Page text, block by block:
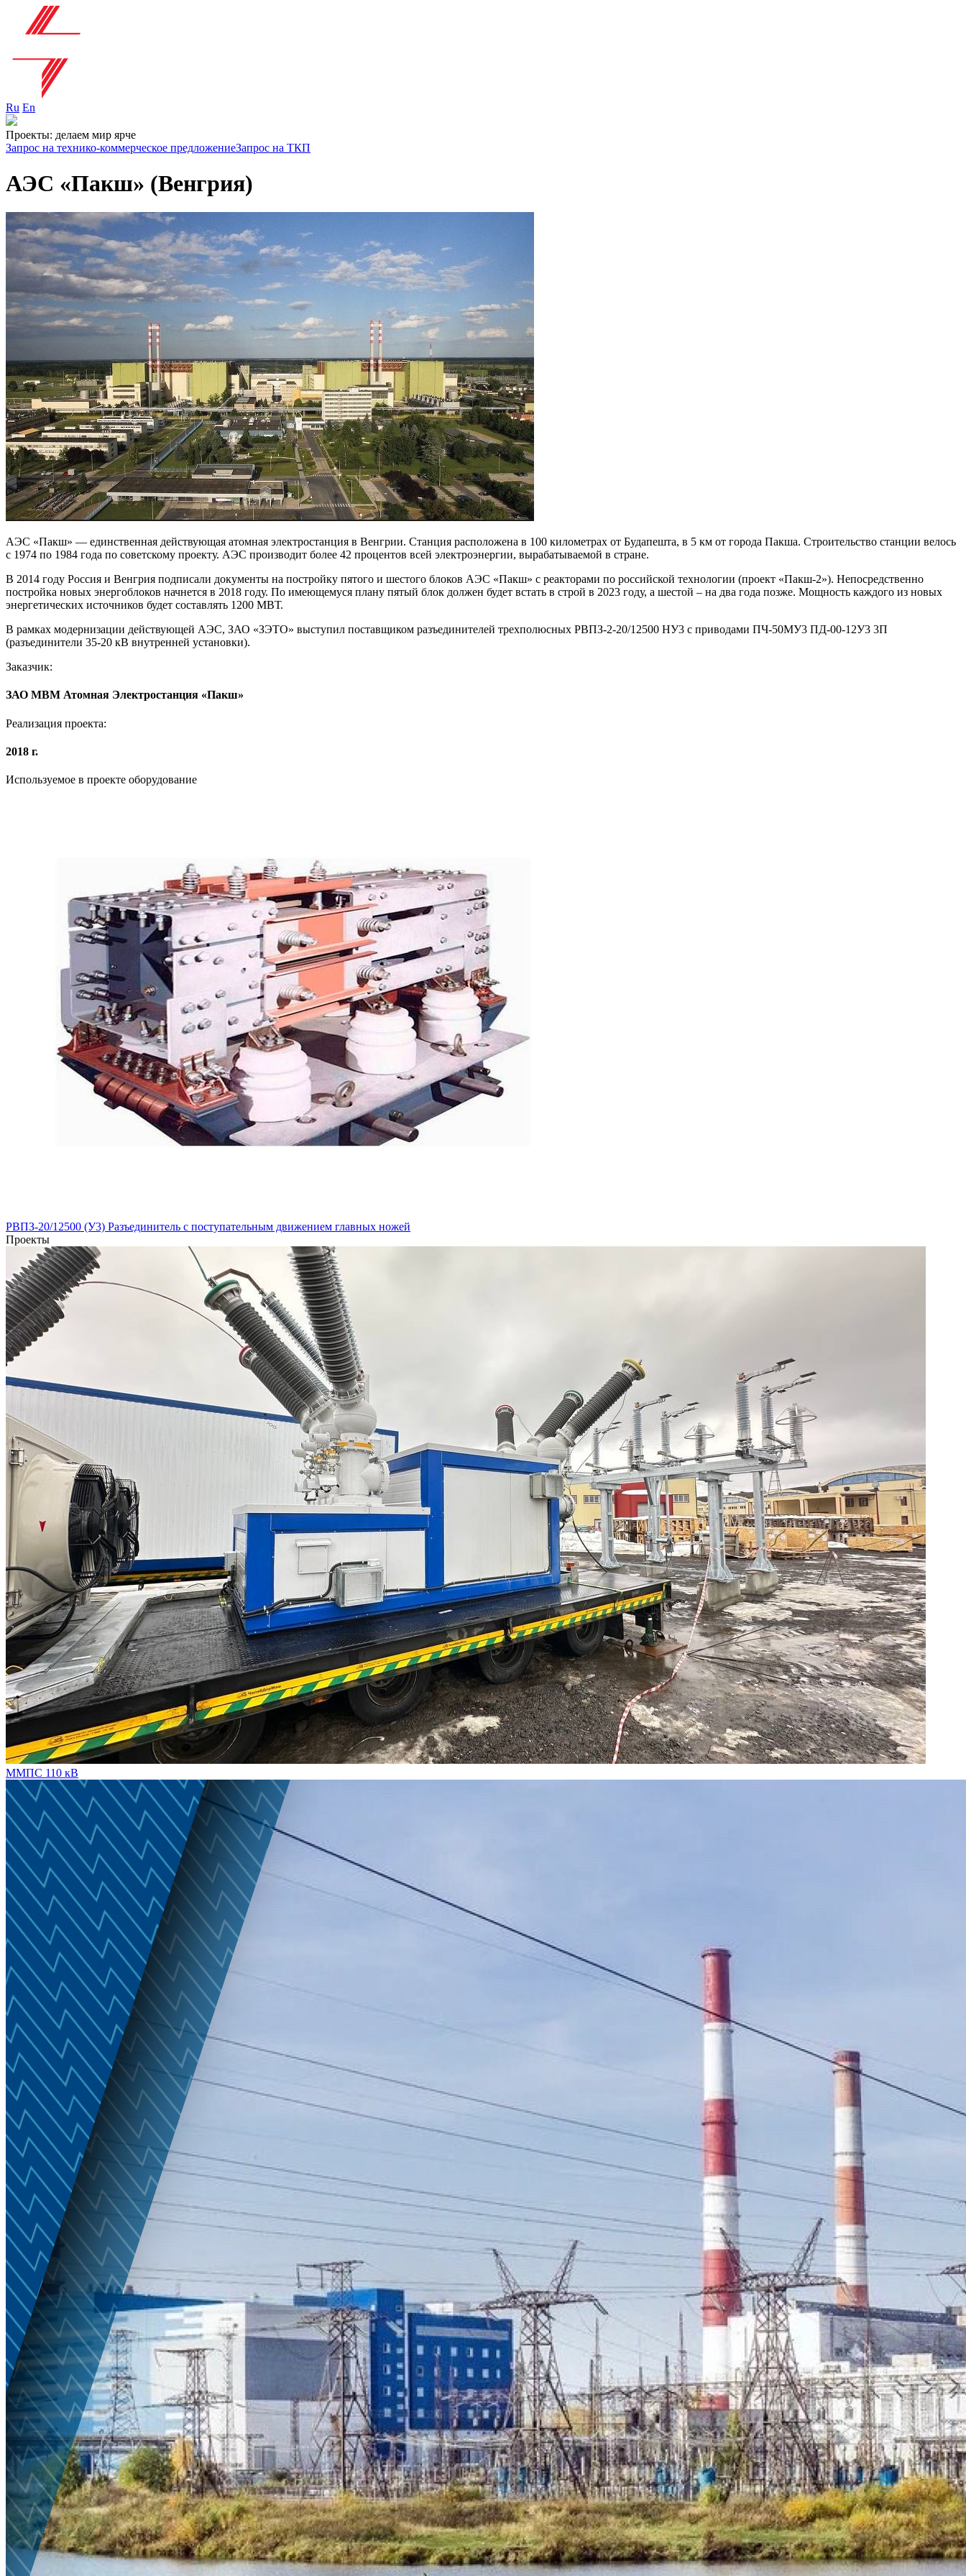
Ru En
Проекты: делаем мир ярче
Запрос на технико-коммерческое предложениеЗапрос на ТКП
АЭС «Пакш» (Венгрия)
АЭС «Пакш» — единственная действующая атомная электростанция в Венгрии. Станция расположена в 100 километрах от Будапешта, в 5 км от города Пакша. Строительство станции велось
с 1974 по 1984 года по советскому проекту. АЭС производит более 42 процентов всей электроэнергии, вырабатываемой в стране.
В 2014 году Россия и Венгрия подписали документы на постройку пятого и шестого блоков АЭС «Пакш» с реакторами по российской технологии (проект «Пакш-2»). Непосредственно
постройка новых энергоблоков начнется в 2018 году. По имеющемуся плану пятый блок должен будет встать в строй в 2023 году, а шестой – на два года позже. Мощность каждого из новых
энергетических источников будет составлять 1200 МВТ.
В рамках модернизации действующей АЭС, ЗАО «ЗЭТО» выступил поставщиком разъединителей трехполюсных РВПЗ-2-20/12500 HУ3 с приводами ПЧ-50МУ3 ПД-00-12У3 3П
(разъединители 35-20 кВ внутренней установки).
Заказчик:
ЗАО МВМ Атомная Электростанция «Пакш»
Реализация проекта:
2018 г.
Используемое в проекте оборудование
РВПЗ-20/12500 (У3) Разъединитель с поступательным движением главных ножей
Проекты
ММПС 110 кВ